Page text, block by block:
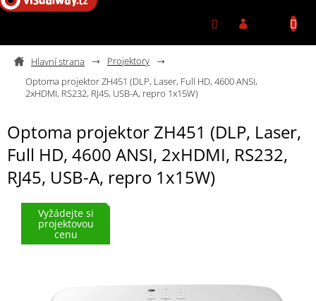
Přejít na obsah
Projektory
Optoma projektor ZH451 (DLP, Laser, Full HD, 4600 ANSI,
2xHDMI, RS232, RJ45, USB-A, repro 1x15W)
Optoma projektor ZH451 (DLP, Laser,
Full HD, 4600 ANSI, 2xHDMI, RS232,
RJ45, USB-A, repro 1x15W)
Vyžádejte si
projektovou
cenu